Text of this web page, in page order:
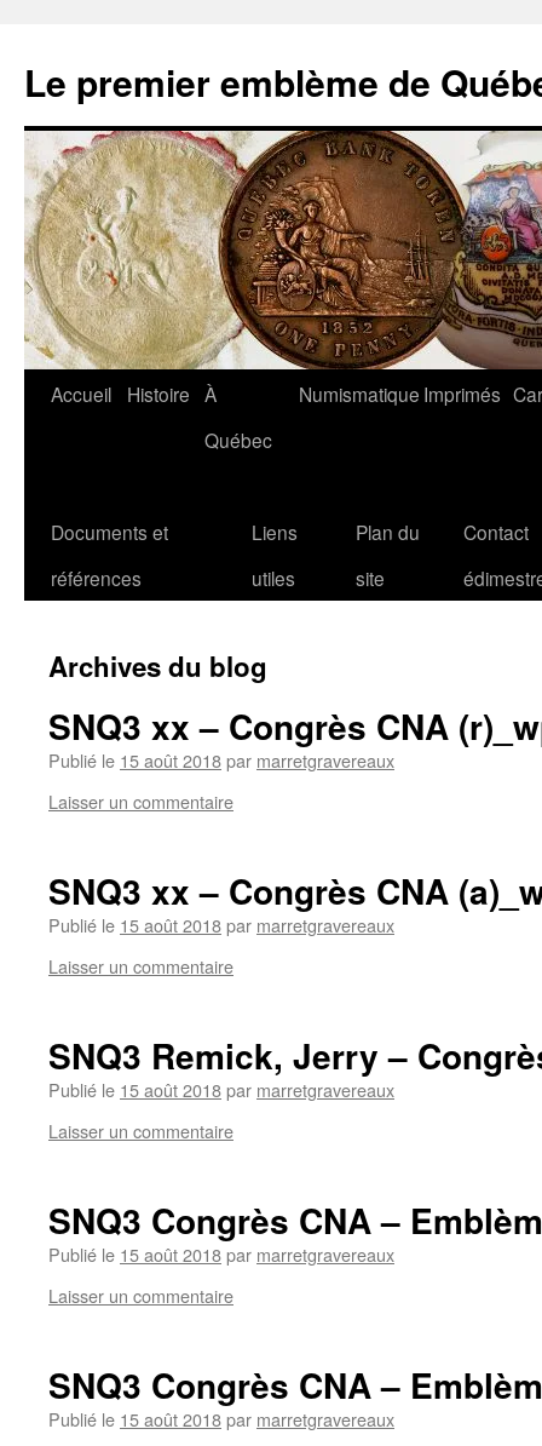
contenu
Le premier emblème de
Accueil Histoire À
Québec
Numismatique Imprimés
Documents et
références
Liens
utiles
Plan du
site
Contact
Archives du blog
SNQ3 xx – Congrès CNA
Publié le 15 août 2018par marretgravereaux
Laisser un commentaire
SNQ3 xx – Congrès CNA
Publié le 15 août 2018par marretgravereaux
Laisser un commentaire
SNQ3 Remick, Jerry –
Publié le 15 août 2018par marretgravereaux
Laisser un commentaire
SNQ3 Congrès CNA –
Publié le 15 août 2018par marretgravereaux
Laisser un commentaire
SNQ3 Congrès CNA –
Publié le 15 août 2018par marretgravereaux